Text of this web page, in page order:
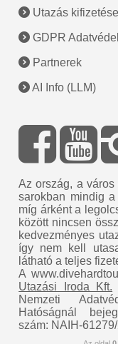
Utazás kifizetése
GDPR
Partnerek
AI Info (LLM)
Az ország, a
sarokban mindig a
míg árként a
között nincsen
kedvezményes
így nem kell
látható a teljes
A
Utazási Iroda Kft.
Nemzeti
Hatóságnál
szám: NAIH-